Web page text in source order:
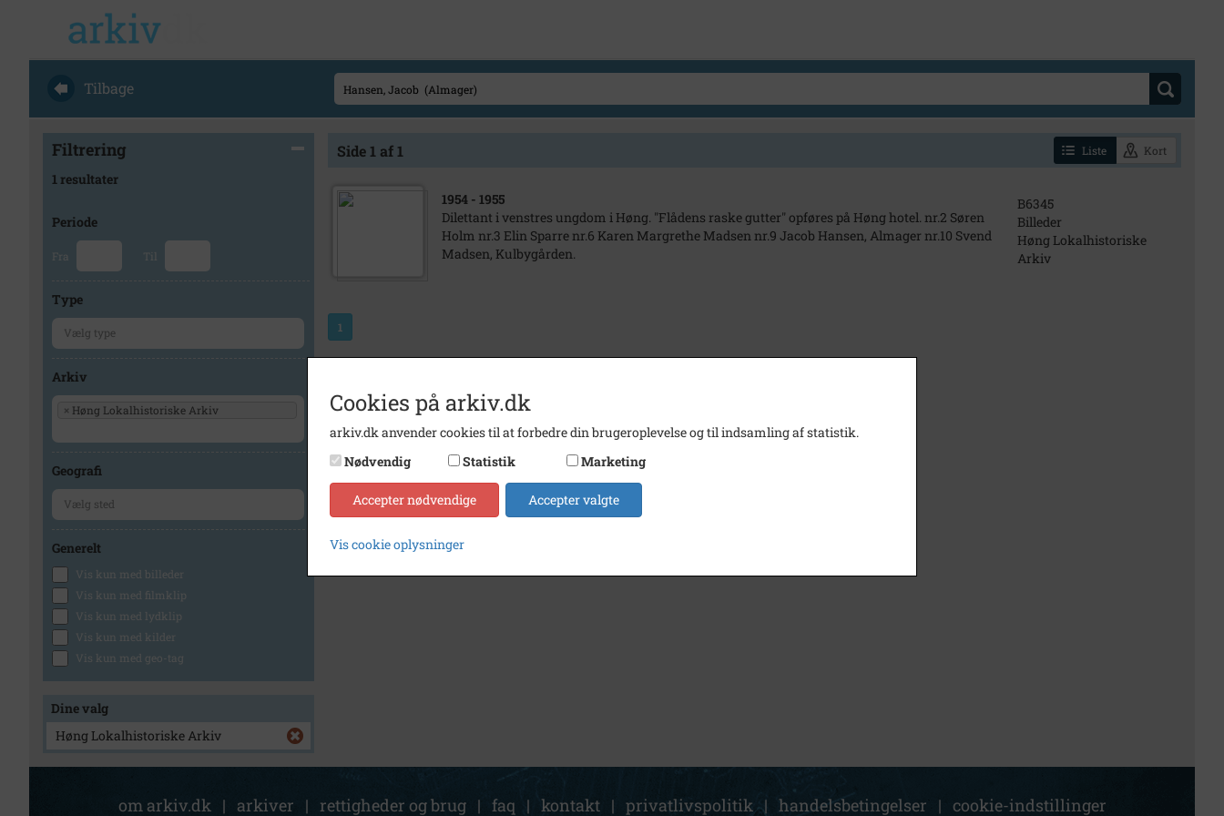
Tilbage
Filtrering
1 resultater
Periode
Fra Til
Type
Arkiv
× Høng Lokalhistoriske Arkiv
Geografi
Generelt
Vis kun med billeder
Vis kun med filmklip
Vis kun med lydklip
Vis kun med kilder
Vis kun med geo-tag
Dine valg
Høng Lokalhistoriske Arkiv
Side 1 af 1 Liste Kort
1954 - 1955
Dilettant i venstres ungdom i Høng. "Flådens raske gutter" opføres på Høng hotel. nr.2 Søren
Holm nr.3 Elin Sparre nr.6 Karen Margrethe Madsen nr.9 Jacob Hansen, Almager nr.10 Svend
Madsen, Kulbygården.
B6345
Billeder
Høng Lokalhistoriske
Arkiv
1
om arkiv.dk | arkiver | rettigheder og brug | faq | kontakt | privatlivspolitik | handelsbetingelser | cookie-indstillinger
Cookies på arkiv.dk
arkiv.dk anvender cookies til at forbedre din brugeroplevelse og til indsamling af statistik.
Nødvendig
Statistik Marketing
Accepter nødvendige Accepter valgte
Vis cookie oplysninger